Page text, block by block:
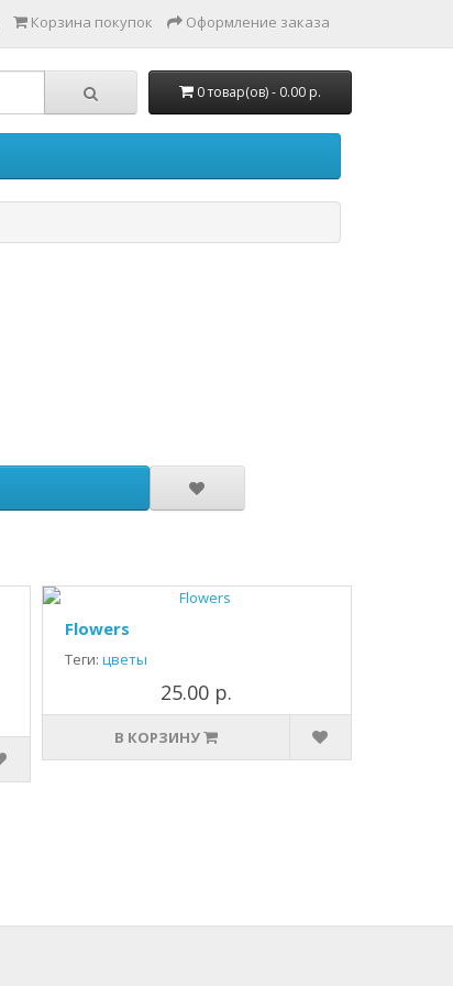
Корзина покупок Оформление заказа
0 товар(ов) - 0.00 р.
Flowers
Теги: цветы
25.00 р.
В КОРЗИНУ